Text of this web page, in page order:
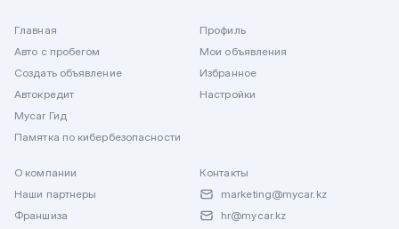
Главная
Авто с пробегом
Создать объявление
Автокредит
Mycar Гид
Памятка по кибербезопасности
Профиль
Мои объявления
Избранное
Настройки
О компании
Наши партнеры
Франшиза
Контакты
marketing@mycar.kz
hr@mycar.kz